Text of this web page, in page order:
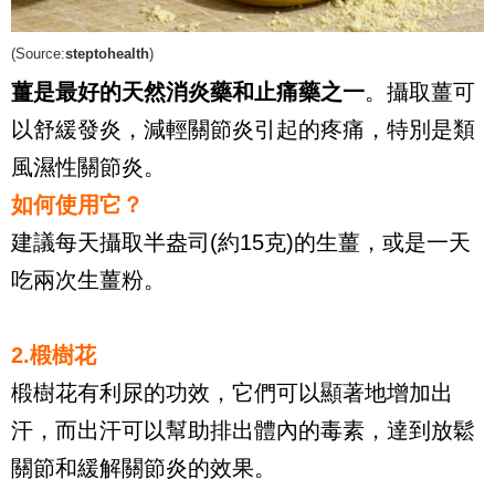
(Source:steptohealth)
薑是最好的天然消炎藥和止痛藥之一。攝取薑可
以舒緩發炎，減輕關節炎引起的疼痛，特別是類
風濕性關節炎。
如何使用它？
建議每天攝取半盎司(約15克)的生薑，或是一天
吃兩次生薑粉。
2.椴樹花
椴樹花有利尿的功效，它們可以顯著地增加出
汗，而出汗可以幫助排出體內的毒素，達到放鬆
關節和緩解關節炎的效果。